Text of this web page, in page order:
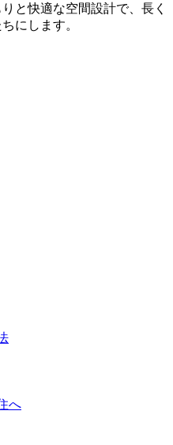
と快適な空間設計で、長く
にします。
へ